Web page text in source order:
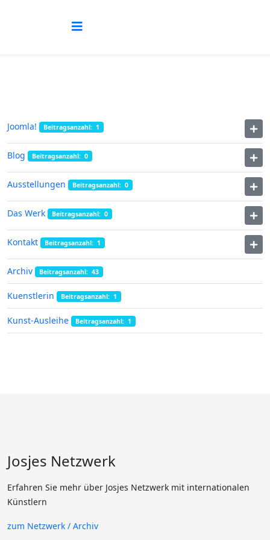
Joomla! Beitragsanzahl: 1
Blog Beitragsanzahl: 0
Ausstellungen Beitragsanzahl: 0
Das Werk Beitragsanzahl: 0
Kontakt Beitragsanzahl: 1
Archiv Beitragsanzahl: 43
Kuenstlerin Beitragsanzahl: 1
Kunst-Ausleihe Beitragsanzahl: 1
Josjes Netzwerk
Erfahren Sie mehr über Josjes Netzwerk mit internationalen
Künstlern
zum Netzwerk / Archiv